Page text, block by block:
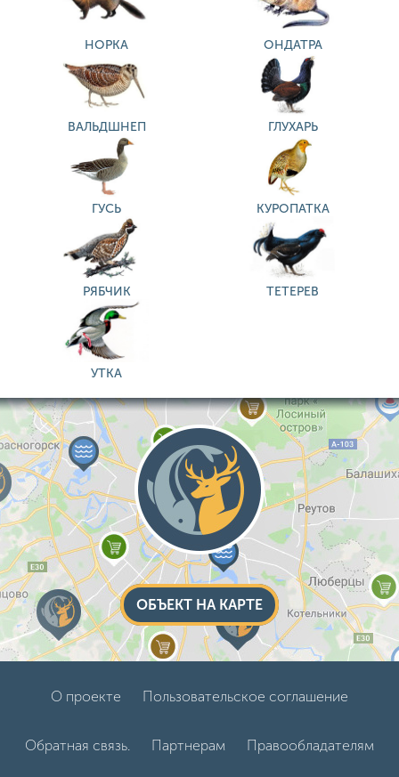
НОРКА ОНДАТРА
ВАЛЬДШНЕП ГЛУХАРЬ
ГУСЬ КУРОПАТКА
РЯБЧИК ТЕТЕРЕВ
УТКА
ОБЪЕКТ НА КАРТЕ
О проекте Пользовательское соглашение
Обратная связь. Партнерам Правообладателям